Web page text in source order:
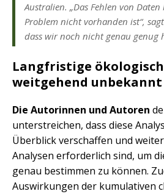
Australien. „Das Fehlen von
Problem nicht vorhanden ist“,
dass wir noch nicht genau genug
Langfristige
weitgehend unbekannt
Die Autorinnen und Autoren
unterstreichen, dass diese
Überblick verschaffen und
Analysen erforderlich sind, um
genau bestimmen zu können.
Auswirkungen der kumulativen